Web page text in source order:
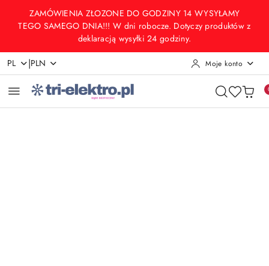
Przejdź do treści głównej
Przejdź do wyszukiwarki
Przejdź do moje konto
Przejdź do menu głównego
Przejdź do opisu produktu
Przejdź do stopki
ZAMÓWIENIA ZŁOZONE DO GODZINY 14 WYSYŁAMY
TEGO SAMEGO DNIA!!! W dni robocze. Dotyczy produktów z
deklaracją wysyłki 24 godziny.
PL |PLN Moje konto